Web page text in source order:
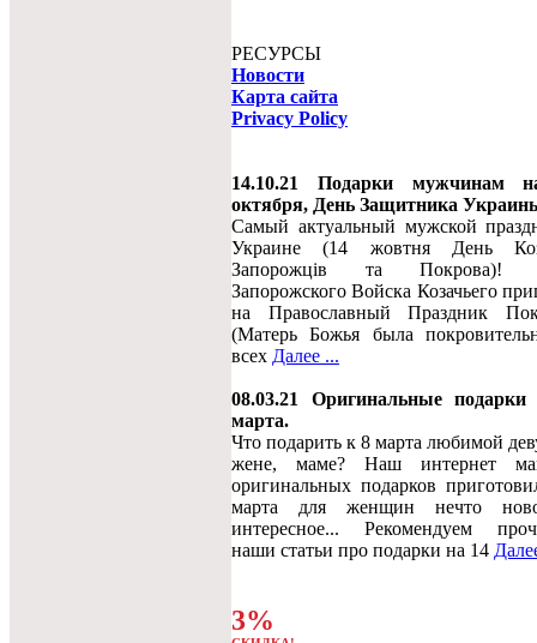
РЕСУРСЫ
Новости
Карта сайта
Privacy Policy
14.10.21 Подарки мужчинам
октября, День Защитника
Самый актуальный мужской
Украине (14 жовтня День
Запорожців та Покрова)!
Запорожского Войска Козачьего
на Православный Праздник
(Матерь Божья была
всех Далее ...
08.03.21 Оригинальные
марта.
Что подарить к 8 марта любимой
жене, маме? Наш интернет
оригинальных подарков
марта для женщин нечто
интересное... Рекомендуем
наши статьи про подарки на 14
3%